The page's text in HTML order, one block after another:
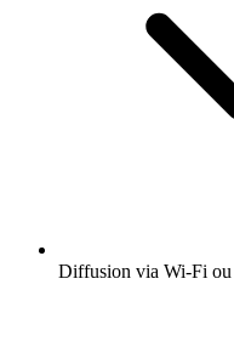
Diffusion via Wi-Fi ou